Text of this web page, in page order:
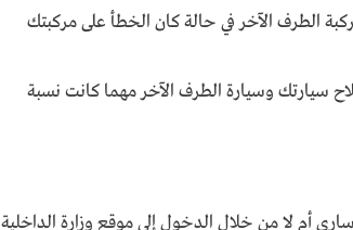
الطرف الآخر في حالة كان الخطأ على مركبتك
سيارتك وسيارة الطرف الآخر مهما كانت نسبة
أم لا من خلال الدخول إلى موقع وزارة الداخلية